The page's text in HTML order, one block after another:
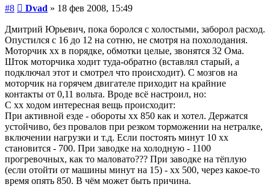
#8 Сообщение
Dvad » 18 фев 2008, 15:49
Дмитрий Юрьевич, пока боролся с холостыми, заборол расход.
Опустился с 16 до 12 на сотню, не смотря на похолодания.
Моторчик хх в порядке, обмотки целые, звонятся 32 Ома.
Шток моторчика ходит туда-обратно (вставлял старый, а
подключал этот и смотрел что происходит). С мозгов на
моторчик на горячем двигателе приходит на крайние
контакты от 0,11 вольта. Вроде всё настроил, но:
С хх ходом интересная вещь происходит:
При активной езде - обороты хх 850 как и хотел. Держатся
устойчиво, без провалов при резком торможении на нетралке,
включении нагрузки и т.д. Если постоять минут 10 хх
становится - 700. При заводке на холодную - 1100
прогревочных, как то маловато??? При заводке на тёплую
(если отойти от машины минут на 15) - хх 500, через какое-то
время опять 850. В чём может быть причина.